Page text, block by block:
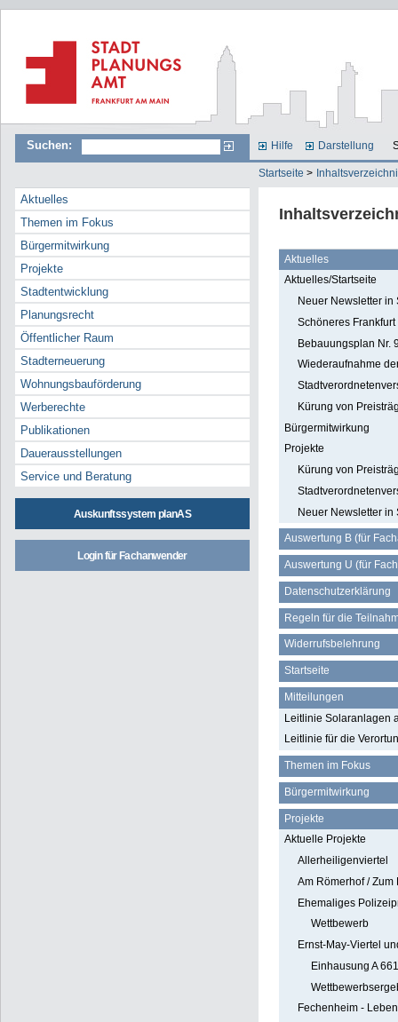
Suchen: Hilfe Darstellung
Startseite >
Aktuelles
Themen im Fokus
Bürgermitwirkung
Projekte
Stadtentwicklung
Planungsrecht
Öffentlicher Raum
Stadterneuerung
Wohnungsbauförderung
Werberechte
Publikationen
Dauerausstellungen
Service und Beratung
Auskunftssystem planAS
Login für Fachanwender
Aktuelles
Aktuelles/Startseite
Neuer Newsletter
Schöneres
Bebauungsplan Nr.
Wiederaufnahme
Kürung von
Bürgermitwirkung
Projekte
Kürung von
Neuer Newsletter
Auswertung B (für
Auswertung U (für
Datenschutzerklärung
Regeln für die
Widerrufsbelehrung
Startseite
Mitteilungen
Leitlinie Solaranlagen
Leitlinie für die
Themen im Fokus
Bürgermitwirkung
Projekte
Aktuelle Projekte
Allerheiligenviertel
Am Römerhof / Zum
Ehemaliges
Wettbewerb
Ernst-May-Viertel
Einhausung A 661
Fechenheim -